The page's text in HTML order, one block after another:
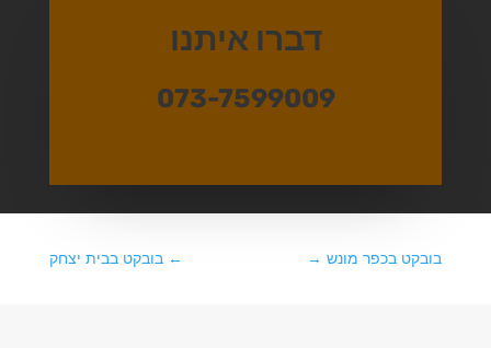
דברו איתנו
073-7599009
←בובקט בבית יצחק בובקט בכפר מונש→